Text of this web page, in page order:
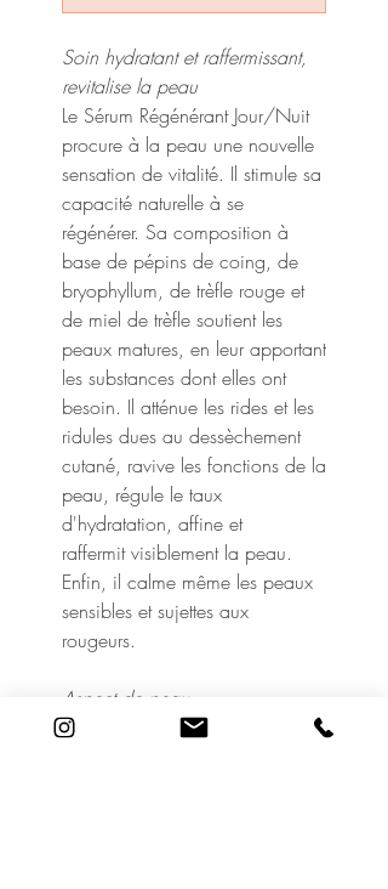
Soin hydratant et raffermissant,
revitalise la peau
Le Sérum Régénérant Jour/Nuit
procure à la peau une nouvelle
sensation de vitalité. Il stimule sa
capacité naturelle à se
régénérer. Sa composition à
base de pépins de coing, de
bryophyllum, de trèfle rouge et
de miel de trèfle soutient les
peaux matures, en leur apportant
les substances dont elles ont
besoin. Il atténue les rides et les
ridules dues au dessèchement
cutané, ravive les fonctions de la
peau, régule le taux
d'hydratation, affine et
raffermit visiblement la peau.
Enfin, il calme même les peaux
sensibles et sujettes aux
rougeurs.
Aspect de peau
Peaux matures et exigeantes.